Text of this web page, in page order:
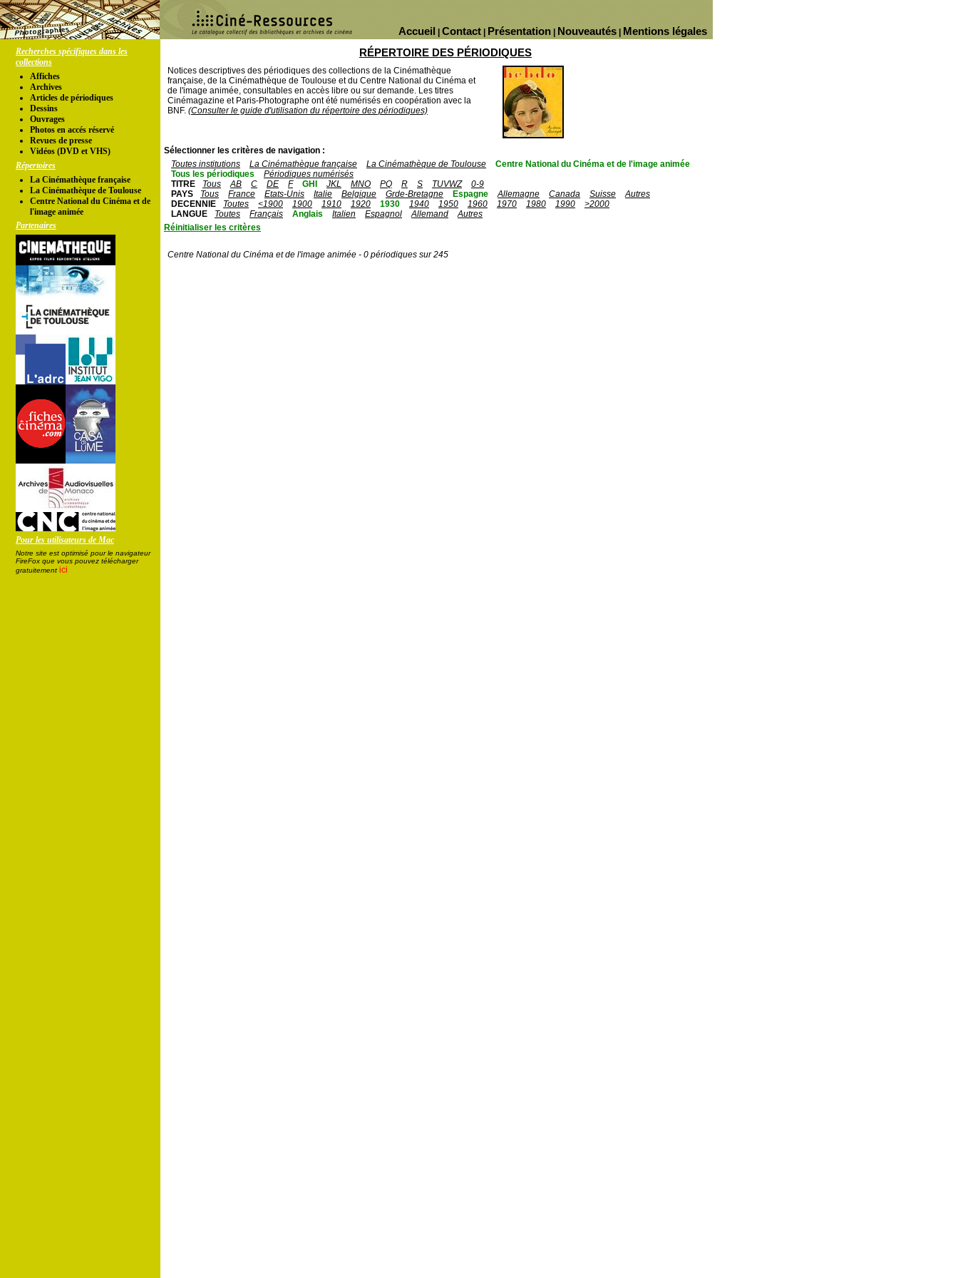
Mentions légales
Nouveautés
Présentation
Contact
Accueil
Recherches spécifiques dans les
collections
Affiches
Archives
Articles de périodiques
Dessins
Ouvrages
Photos en accés réservé
Revues de presse
Vidéos (DVD et VHS)
Répertoires
La Cinémathèque française
La Cinémathèque de Toulouse
Centre National du Cinéma et de
l'image animée
Partenaires
Pour les utilisateurs de Mac
Notre site est optimisé pour le navigateur
FireFox que vous pouvez télécharger
gratuitement ici
RÉPERTOIRE DES PÉRIODIQUES
Notices descriptives des périodiques des collections de la Cinémathèque
française, de la Cinémathèque de Toulouse et du Centre National du Cinéma et
de l'image animée, consultables en accès libre ou sur demande. Les titres
Cinémagazine et Paris-Photographe ont été numérisés en coopération avec la
BNF. (Consulter le guide d'utilisation du répertoire des périodiques)
Sélectionner les critères de navigation :
Toutes institutions
La Cinémathèque française La Cinémathèque de Toulouse
Centre National du Cinéma et de l'image animée
Tous les périodiques
Périodiques numérisés
TITRE
Tous AB C DE F GHI JKL MNO PQ R S TUVWZ
0-9
PAYS
Tous France Etats-Unis Italie Belgique Grde-Bretagne Espagne Allemagne Canada Suisse
Autres
DECENNIE
Toutes <1900 1900 1910 1920 1930 1940 1950 1960 1970 1980 1990
>2000
LANGUE
Toutes Français Anglais Italien Espagnol Allemand
Autres
Réinitialiser les critères
Centre National du Cinéma et de l'image animée - 0 périodiques sur 245